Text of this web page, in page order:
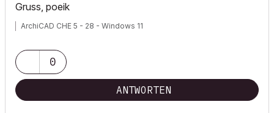
Gruss, poeik
ArchiCAD CHE 5 - 28 - Windows 11
0
ANTWORTEN